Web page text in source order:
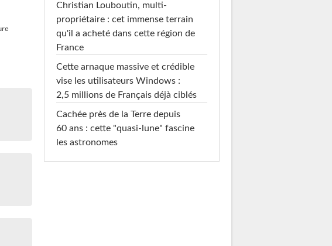
Christian Louboutin, multi-
propriétaire : cet immense terrain
qu'il a acheté dans cette région de
France
Cette arnaque massive et crédible
vise les utilisateurs Windows :
2,5 millions de Français déjà ciblés
Cachée près de la Terre depuis
60 ans : cette "quasi-lune" fascine
les astronomes